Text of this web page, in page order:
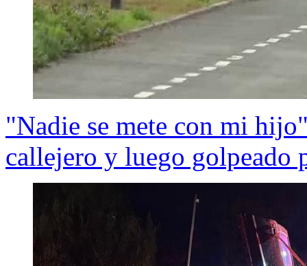
"Nadie se mete con mi
callejero y luego golpeado